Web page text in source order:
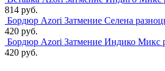
814 руб.
Бордюр Azori Затмение Селена
420 руб.
Бордюр Azori Затмение Индико Микс
420 руб.